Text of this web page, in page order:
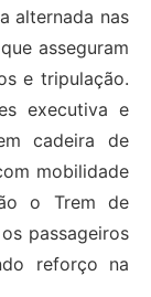
alternada nas
asseguram
e tripulação.
executiva e
cadeira de
mobilidade
o Trem de
passageiros
reforço na